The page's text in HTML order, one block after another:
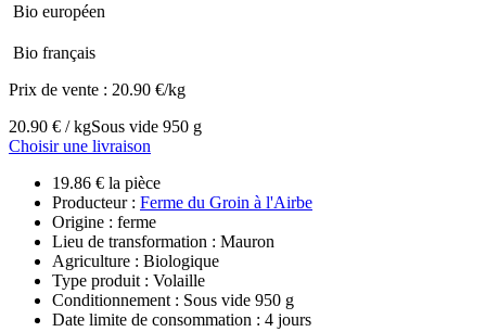
Bio européen
Bio français
Prix de vente : 20.90 €/kg
20.90 € / kgSous vide 950 g
Choisir une livraison
19.86 € la pièce
Producteur : Ferme du Groin à l'Airbe
Origine : ferme
Lieu de transformation : Mauron
Agriculture : Biologique
Type produit : Volaille
Conditionnement : Sous vide 950 g
Date limite de consommation : 4 jours